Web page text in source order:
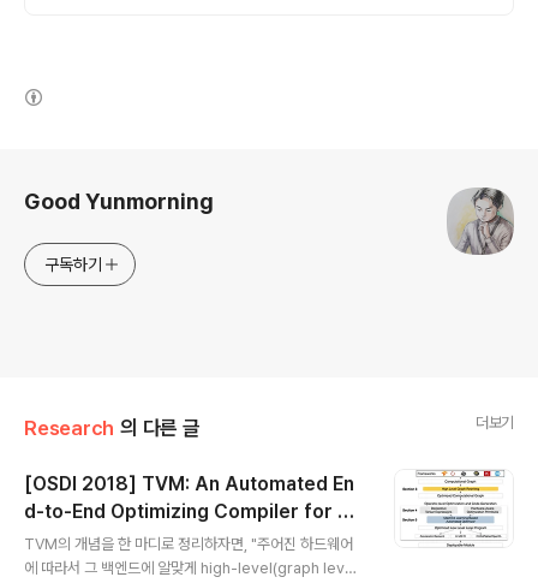
Good Yunmorning
구독하기
Research 의 다른 글 더보기
[OSDI 2018] TVM: An Automated En
d-to-End Optimizing Compiler for De
ep Learning 논문 정리
TVM의 개념을 한 마디로 정리하자면, "주어진 하드웨어
에 따라서 그 백엔드에 알맞게 high-level(graph level)